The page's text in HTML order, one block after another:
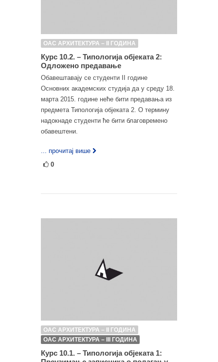
ОАС АРХИТЕКТУРА – II ГОДИНА
Курс 10.2. – Типологија објеката 2:
Одложено предавање
Обавештавају се студенти II године
Основних академских студија да у среду 18.
марта 2015. године неће бити предавања из
предмета Типологија објеката 2. О термину
надокнаде студенти ће бити благовремено
обавештени.
... прочитај више
0
ОАС АРХИТЕКТУРА – II ГОДИНА
ОАС АРХИТЕКТУРА – III ГОДИНА
Курс 10.1. – Типологија објеката 1: